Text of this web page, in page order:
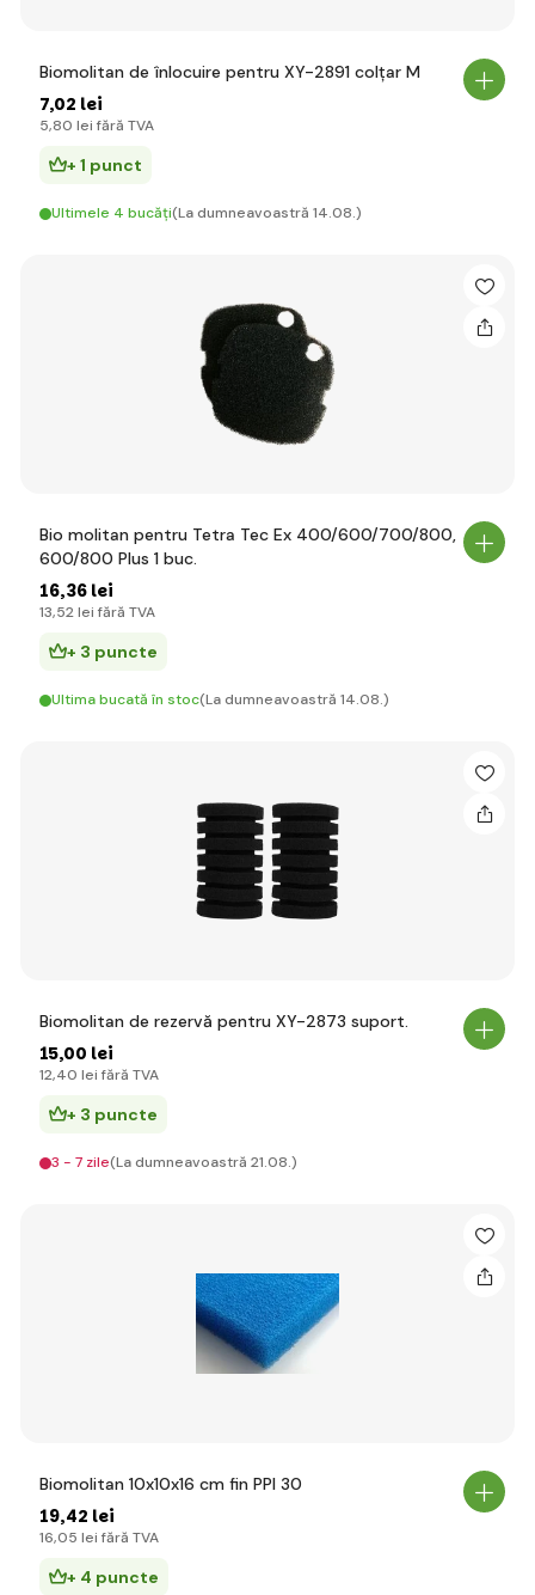
Biomolitan de înlocuire pentru XY-2891 colțar M
7,02 lei
5,80 lei fără TVA
+ 1 punct
Ultimele 4 bucăți(La dumneavoastră 14.08.)
Bio molitan pentru Tetra Tec Ex 400/600/700/800,
600/800 Plus 1 buc.
16,36 lei
13,52 lei fără TVA
+ 3 puncte
Ultima bucată în stoc(La dumneavoastră 14.08.)
Biomolitan de rezervă pentru XY-2873 suport.
15,00 lei
12,40 lei fără TVA
+ 3 puncte
3 - 7 zile(La dumneavoastră 21.08.)
Biomolitan 10x10x16 cm fin PPI 30
19,42 lei
16,05 lei fără TVA
+ 4 puncte